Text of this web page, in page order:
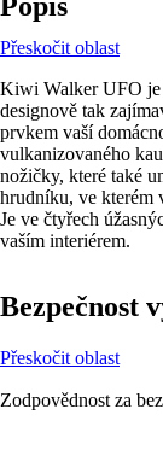
Přeskočit oblast
Kiwi Walker UFO je
designově tak
prvkem vaší
vulkanizovaného
nožičky, které také
hrudníku, ve kterém
Je ve čtyřech
vaším interiérem.
Bezpečnost
Přeskočit oblast
Zodpovědnost za